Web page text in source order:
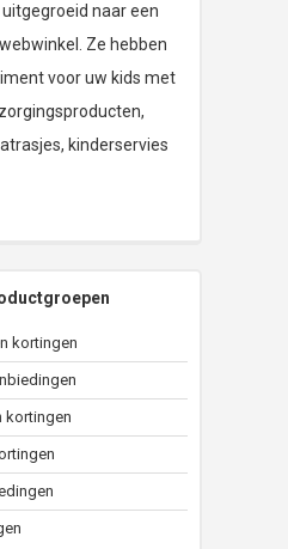
naar een
Ze hebben
voor uw kids met
kinderservies
kortingen
kortingen